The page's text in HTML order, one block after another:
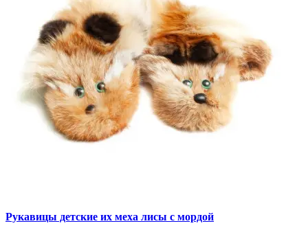
Рукавицы детские их меха лисы с мордой